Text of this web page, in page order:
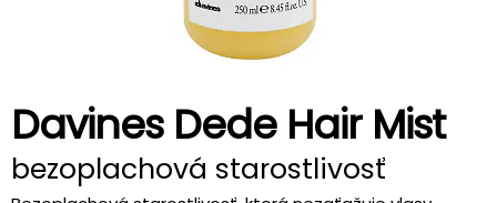
Davines Dede Hair Mist
bezoplachová starostlivosť